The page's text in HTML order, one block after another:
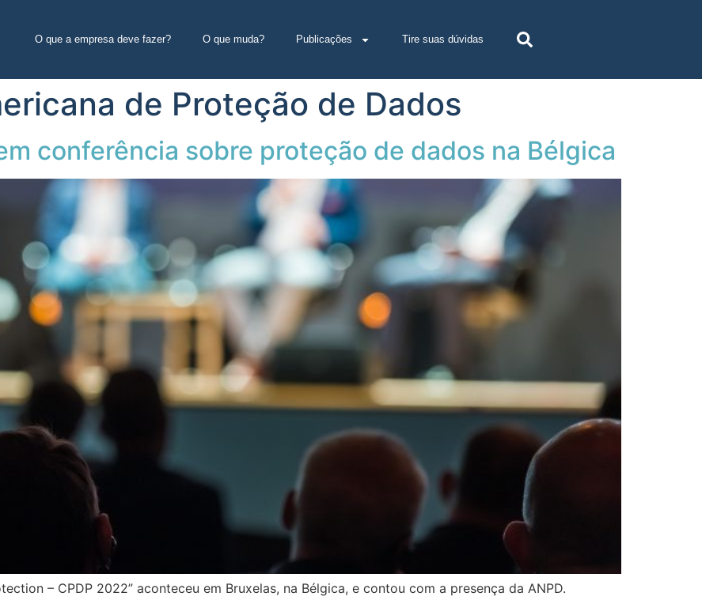
O que a empresa deve fazer? O que muda? Publicações Tire suas dúvidas
de Proteção de Dados
conferência sobre proteção de dados na Bélgica
– CPDP 2022” aconteceu em Bruxelas, na Bélgica, e contou com a presença da ANPD.